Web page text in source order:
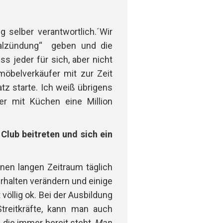
selber verantwortlich.´Wir
geben und die
jeder für sich, aber nicht
mit zur Zeit
starte. Ich weiß übrigens
mit Küchen eine Million
beitreten und sich ein
langen Zeitraum täglich
verändern und einige
ok. Bei der Ausbildung
kann man auch